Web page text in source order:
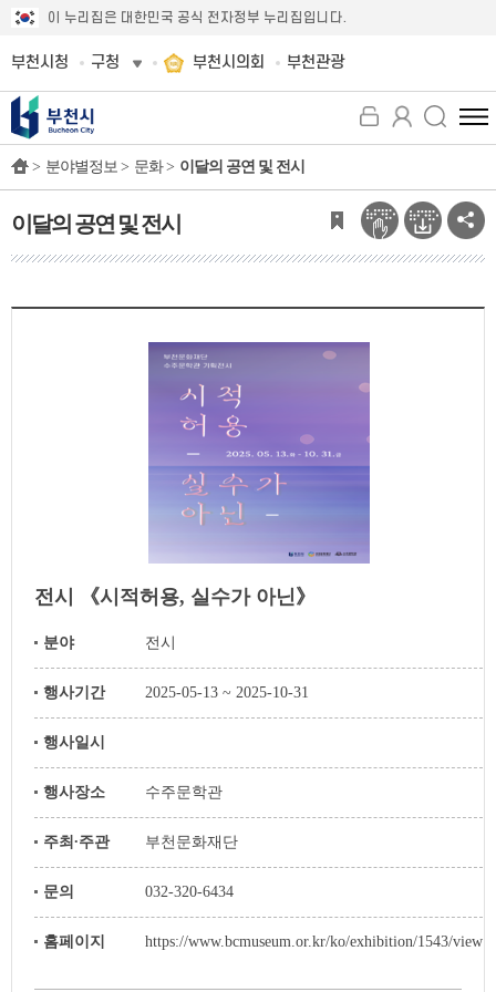
이 누리집은 대한민국 공식 전자정부 누리집입니다.
부천시청 구청 부천시의회 부천관광
전
체
뉴
보
기
> 분야별정보 > 문화 > 이달의 공연 및 전시
이달의 공연 및 전시
전시 《시적허용, 실수가 아닌》
분야 전시
행사기간 2025-05-13 ~ 2025-10-31
행사일시
행사장소 수주문학관
주최∙주관 부천문화재단
문의 032-320-6434
홈페이지 https://www.bcmuseum.or.kr/ko/exhibition/1543/view